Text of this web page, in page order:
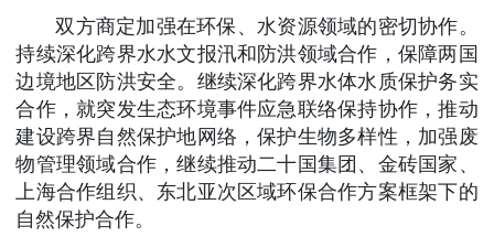
双方商定加强在环保、水资源领域的密切协作。
持续深化跨界水水文报汛和防洪领域合作，保障两国
边境地区防洪安全。继续深化跨界水体水质保护务实
合作，就突发生态环境事件应急联络保持协作，推动
建设跨界自然保护地网络，保护生物多样性，加强废
物管理领域合作，继续推动二十国集团、金砖国家、
上海合作组织、东北亚次区域环保合作方案框架下的
自然保护合作。